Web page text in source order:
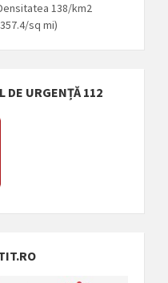
138/km2
sq mi)
DE URGENȚĂ 112